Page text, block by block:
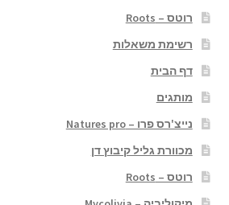
רוטס – Roots
רשימת משאלות
דף הבית
מותגים
נייצ'רס פרו – Natures pro
מכוורת גליל קיבוץ דן
רוטס – Roots